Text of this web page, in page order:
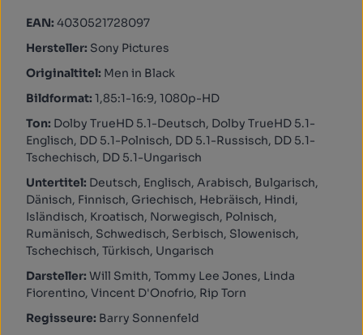
EAN: 4030521728097
Hersteller: Sony Pictures
Originaltitel: Men in Black
Bildformat: 1,85:1-16:9, 1080p-HD
Ton: Dolby TrueHD 5.1-Deutsch, Dolby TrueHD 5.1-
Englisch, DD 5.1-Polnisch, DD 5.1-Russisch, DD 5.1-
Tschechisch, DD 5.1-Ungarisch
Untertitel: Deutsch, Englisch, Arabisch, Bulgarisch,
Dänisch, Finnisch, Griechisch, Hebräisch, Hindi,
Isländisch, Kroatisch, Norwegisch, Polnisch,
Rumänisch, Schwedisch, Serbisch, Slowenisch,
Tschechisch, Türkisch, Ungarisch
Darsteller: Will Smith, Tommy Lee Jones, Linda
Fiorentino, Vincent D'Onofrio, Rip Torn
Regisseure: Barry Sonnenfeld